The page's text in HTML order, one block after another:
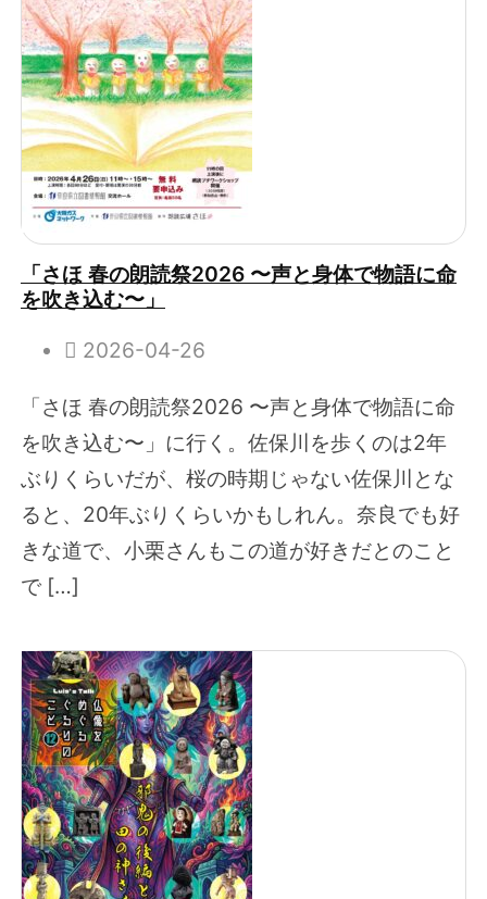
「さほ 春の朗読祭2026 〜声と身体で物語に命
を吹き込む〜」
2026-04-26
「さほ 春の朗読祭2026 〜声と身体で物語に命
を吹き込む〜」に行く。佐保川を歩くのは2年
ぶりくらいだが、桜の時期じゃない佐保川とな
ると、20年ぶりくらいかもしれん。奈良でも好
きな道で、小栗さんもこの道が好きだとのこと
で […]